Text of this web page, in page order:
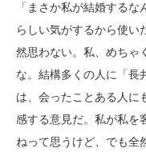
「まさか私が結婚する
らしい気がするから使い
然思わない。私、めちゃ
な。結構多くの人に「長
は、会ったことある人に
感する意見だ。私が私を
ねって思うけど、でも全